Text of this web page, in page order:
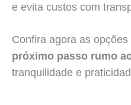
e evita custos com
Confira agora as
próximo passo rumo
tranquilidade e